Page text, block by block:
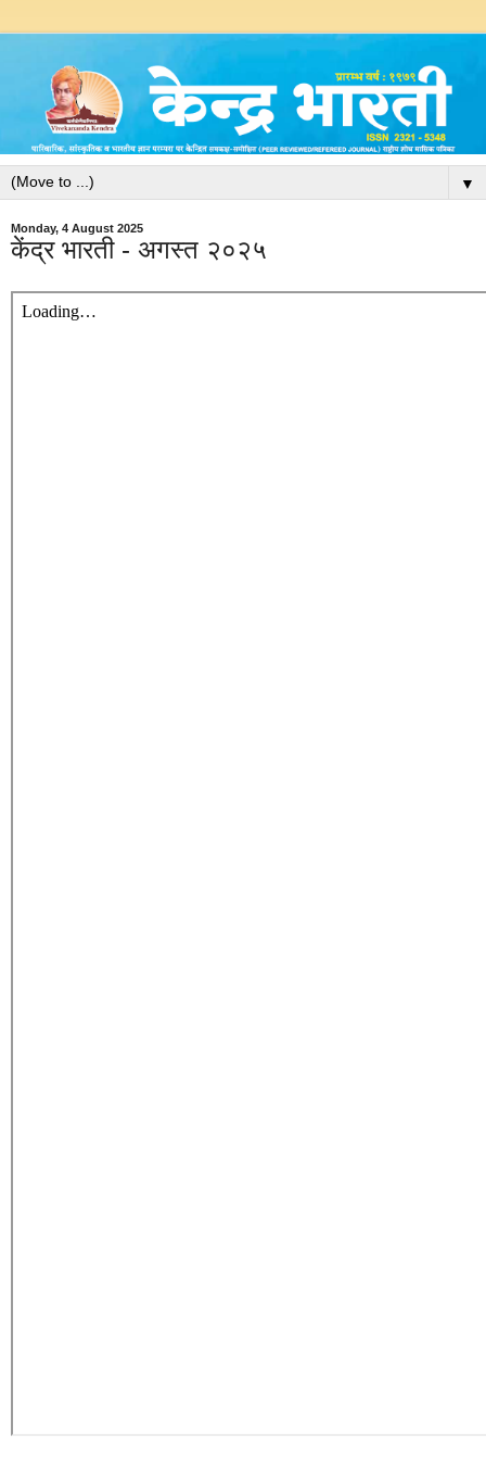
▼
Monday, 4 August 2025
केंद्र भारती - अगस्त २०२५